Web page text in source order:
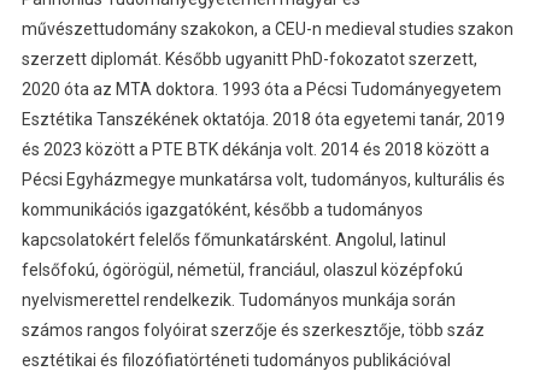
művészettudomány szakokon, a CEU-n medieval studies szakon
szerzett diplomát. Később ugyanitt PhD-fokozatot szerzett,
2020 óta az MTA doktora. 1993 óta a Pécsi Tudományegyetem
Esztétika Tanszékének oktatója. 2018 óta egyetemi tanár, 2019
és 2023 között a PTE BTK dékánja volt. 2014 és 2018 között a
Pécsi Egyházmegye munkatársa volt, tudományos, kulturális és
kommunikációs igazgatóként, később a tudományos
kapcsolatokért felelős főmunkatársként. Angolul, latinul
felsőfokú, ógörögül, németül, franciául, olaszul középfokú
nyelvismerettel rendelkezik. Tudományos munkája során
számos rangos folyóirat szerzője és szerkesztője, több száz
esztétikai és filozófiatörténeti tudományos publikációval